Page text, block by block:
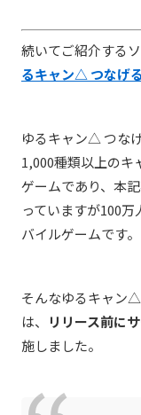
続いてご紹介する
るキャン△ つなげ
ゆるキャン△ つな
1,000種類以上のキ
ゲームであり、本
っていますが100
バイルゲームです。
そんなゆるキャン△
は、
リリース前に
施しました。